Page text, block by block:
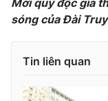
Mời quý độc giả
sóng của Đài
Tin liên quan